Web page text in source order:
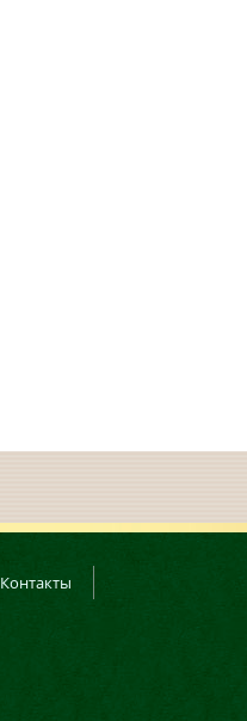
Контакты